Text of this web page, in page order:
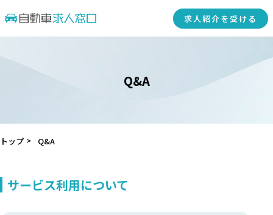
求人紹介を受ける
Q&A
トップ Q&A
サービス利用について